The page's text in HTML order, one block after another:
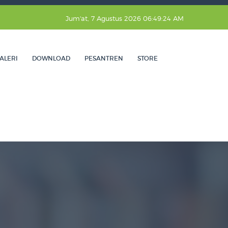
Jum'at, 7 Agustus 2026 06:49:25 AM
DOWNLOAD PESANTREN STORE